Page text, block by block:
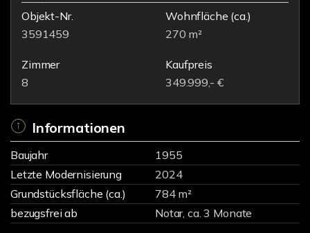
Objekt-Nr.
3591459
Wohnfläche (ca.)
270 m²
Zimmer
8
Kaufpreis
349.999,- €
Informationen
Baujahr
1955
Letzte Modernisierung
2024
Grundstücksfläche (ca.)
784 m²
bezugsfrei ab
Notar, ca. 3 Monate